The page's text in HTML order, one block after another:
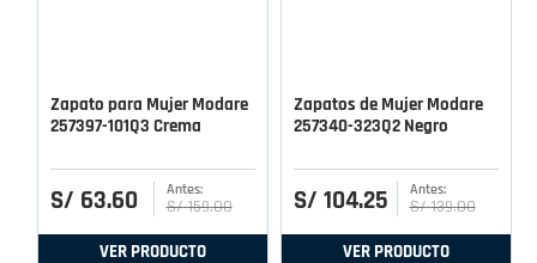
Zapato para Mujer Modare
257397-101Q3 Crema
S/ 63.60 S/ 159.00
VER PRODUCTO
Zapatos de Mujer Modare
257340-323Q2 Negro
S/ 104.25 S/ 139.00
VER PRODUCTO